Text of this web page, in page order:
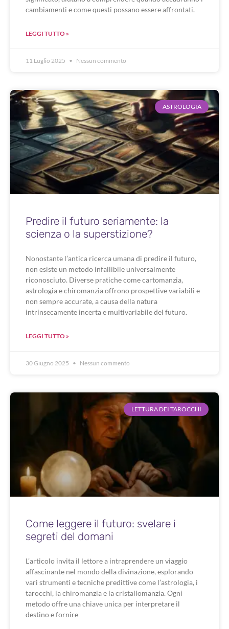
cambiamenti e come questi possano essere affrontati.
LEGGI TUTTO »
11 Luglio 2025 Nessun commento
ASTROLOGIA
Predire il futuro seriamente: la
scienza o la superstizione?
Nonostante l’antica ricerca umana di predire il futuro,
non esiste un metodo infallibile universalmente
riconosciuto. Diverse pratiche come cartomanzia,
astrologia e chiromanzia offrono prospettive variabili e
non sempre accurate, a causa della natura
intrinsecamente incerta e multivariabile del futuro.
LEGGI TUTTO »
30 Giugno 2025 Nessun commento
LETTURA DEI TAROCCHI
Come leggere il futuro: svelare i
segreti del domani
L’articolo invita il lettore a intraprendere un viaggio
affascinante nel mondo della divinazione, esplorando
vari strumenti e tecniche predittive come l’astrologia, i
tarocchi, la chiromanzia e la cristallomanzia. Ogni
metodo offre una chiave unica per interpretare il
destino e fornire